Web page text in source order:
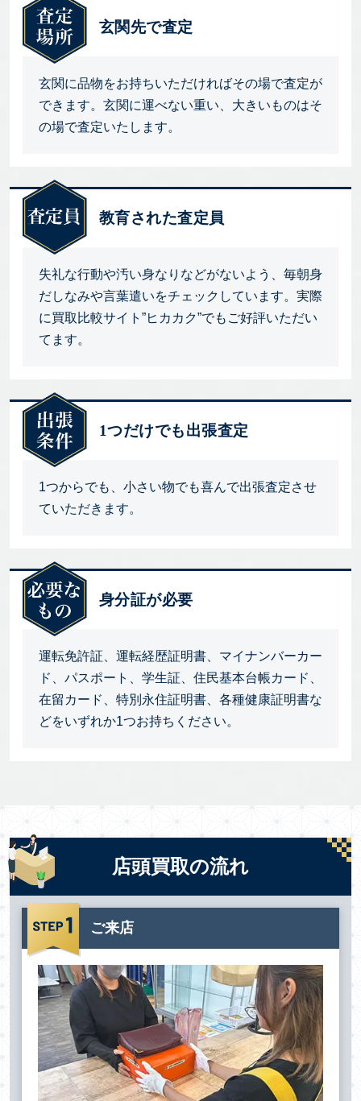
玄関先で査定
玄関に品物をお持ちいただければその場で査定が
できます。玄関に運べない重い、大きいものはそ
の場で査定いたします。
教育された査定員
失礼な行動や汚い身なりなどがないよう、毎朝身
だしなみや言葉遣いをチェックしています。実際
に買取比較サイト”ヒカカク”でもご好評いただい
てます。
1つだけでも出張査定
1つからでも、小さい物でも喜んで出張査定させ
ていただきます。
身分証が必要
運転免許証、運転経歴証明書、マイナンバーカー
ド、パスポート、学生証、住民基本台帳カード、
在留カード、特別永住証明書、各種健康証明書な
どをいずれか1つお持ちください。
店頭買取の流れ
ご来店